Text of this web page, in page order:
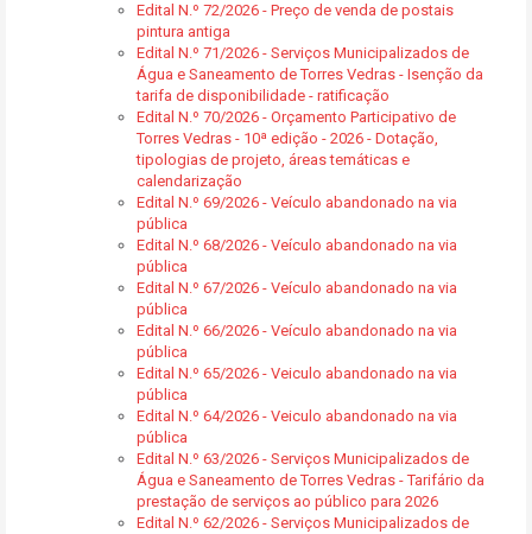
Edital N.º 72/2026 - Preço de venda de postais
pintura antiga
Edital N.º 71/2026 - Serviços Municipalizados de
Água e Saneamento de Torres Vedras - Isenção da
tarifa de disponibilidade - ratificação
Edital N.º 70/2026 - Orçamento Participativo de
Torres Vedras - 10ª edição - 2026 - Dotação,
tipologias de projeto, áreas temáticas e
calendarização
Edital N.º 69/2026 - Veículo abandonado na via
pública
Edital N.º 68/2026 - Veículo abandonado na via
pública
Edital N.º 67/2026 - Veículo abandonado na via
pública
Edital N.º 66/2026 - Veículo abandonado na via
pública
Edital N.º 65/2026 - Veiculo abandonado na via
pública
Edital N.º 64/2026 - Veiculo abandonado na via
pública
Edital N.º 63/2026 - Serviços Municipalizados de
Água e Saneamento de Torres Vedras - Tarifário da
prestação de serviços ao público para 2026
Edital N.º 62/2026 - Serviços Municipalizados de